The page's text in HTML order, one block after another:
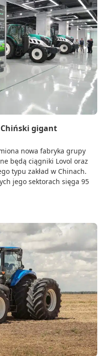
gigant
nowa fabryka grupy
będą ciągniki Lovol oraz
typu zakład w Chinach.
jego sektorach sięga 95